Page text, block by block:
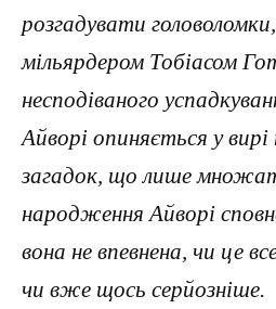
розгадувати
мільярдером Тобіасом
несподіваного
Айворі опиняється у
загадок, що лише
народження Айворі
вона не впевнена, чи це
чи вже щось серйозніше.